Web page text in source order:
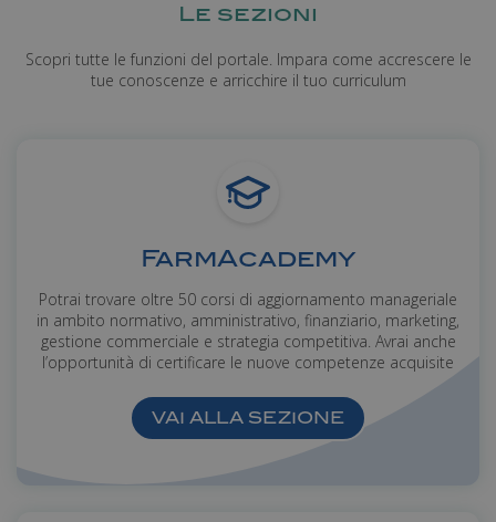
Le sezioni
Scopri tutte le funzioni del portale. Impara come accrescere le
tue conoscenze e arricchire il tuo curriculum
FarmAcademy
Potrai trovare oltre 50 corsi di aggiornamento manageriale
in ambito normativo, amministrativo, finanziario, marketing,
gestione commerciale e strategia competitiva. Avrai anche
l’opportunità di certificare le nuove competenze acquisite
VAI ALLA SEZIONE